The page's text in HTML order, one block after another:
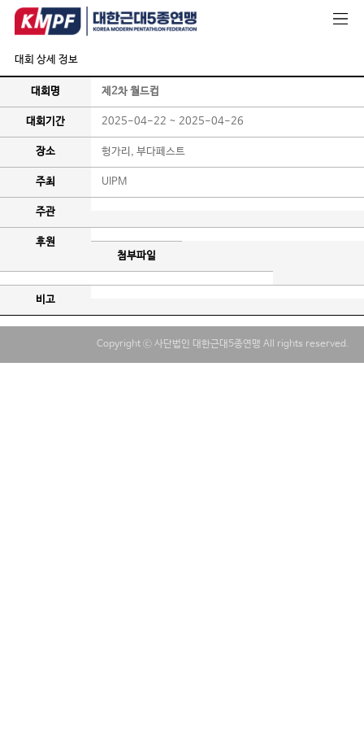
대회 상세 정보
대회명 제2차 월드컵
대회기간 2025-04-22 ~ 2025-04-26
장소 헝가리, 부다페스트
주최 UIPM
주관
후원
첨부파일
비고
Copyright ⓒ 사단법인 대한근대5종연맹 All rights reserved.